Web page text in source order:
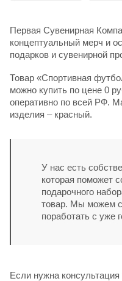
Первая Сувенирная
концептуальный мерч и
подарков и сувенирной
Товар «Спортивная
можно купить по цене 0
оперативно по всей РФ.
изделия – красный.
У нас есть
которая поможет
подарочного
товар. Мы можем
поработать с уже
Если нужна